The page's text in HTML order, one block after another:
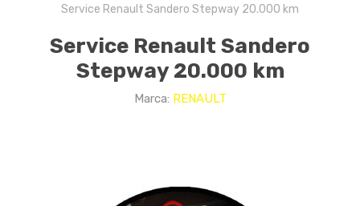
Service Renault Sandero Stepway 20.000 km
Service Renault Sandero
Stepway 20.000 km
Marca: RENAULT